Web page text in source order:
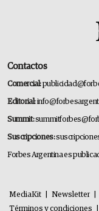
Contactos
Comercial:
Editorial:
Summit:
Suscripciones:
Forbes Argentina es
MediaKit Newsletter
Términos y condiciones